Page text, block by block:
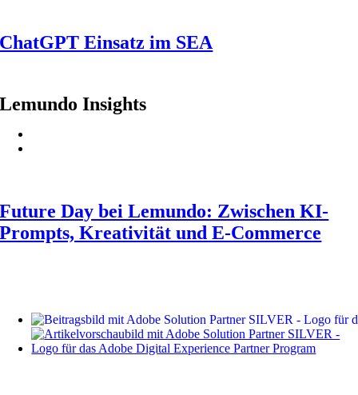
ChatGPT Einsatz im SEA
Lemundo Insights
Future Day bei Lemundo: Zwischen KI-
Prompts, Kreativität und E-Commerce